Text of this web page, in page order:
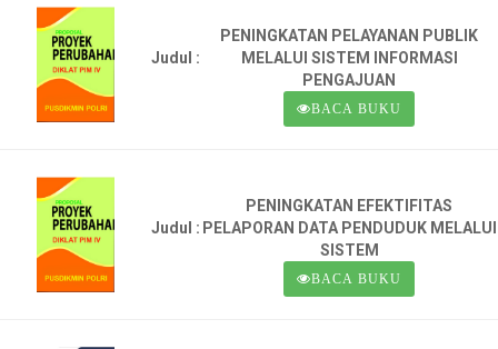
Judul :
PENINGKATAN PELAYANAN PUBLIK
MELALUI SISTEM INFORMASI
PENGAJUAN
BACA BUKU
Judul :
PENINGKATAN EFEKTIFITAS
PELAPORAN DATA PENDUDUK MELALUI
SISTEM
BACA BUKU